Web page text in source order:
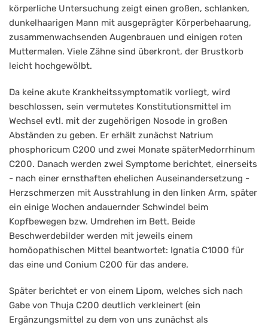
körperliche Untersuchung zeigt einen großen, schlanken,
dunkelhaarigen Mann mit ausgeprägter Körperbehaarung,
zusammenwachsenden Augenbrauen und einigen roten
Muttermalen. Viele Zähne sind überkront, der Brustkorb
leicht hochgewölbt.
Da keine akute Krankheitssymptomatik vorliegt, wird
beschlossen, sein vermutetes Konstitutionsmittel im
Wechsel evtl. mit der zugehörigen Nosode in großen
Abständen zu geben. Er erhält zunächst Natrium
phosphoricum C200 und zwei Monate späterMedorrhinum
C200. Danach werden zwei Symptome berichtet, einerseits
- nach einer ernsthaften ehelichen Auseinandersetzung -
Herzschmerzen mit Ausstrahlung in den linken Arm, später
ein einige Wochen andauernder Schwindel beim
Kopfbewegen bzw. Umdrehen im Bett. Beide
Beschwerdebilder werden mit jeweils einem
homöopathischen Mittel beantwortet: Ignatia C1000 für
das eine und Conium C200 für das andere.
Später berichtet er von einem Lipom, welches sich nach
Gabe von Thuja C200 deutlich verkleinert (ein
Ergänzungsmittel zu dem von uns zunächst als